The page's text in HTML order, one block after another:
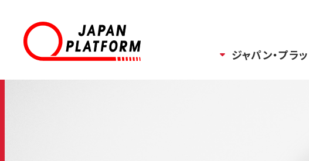
ジャパン・プラ